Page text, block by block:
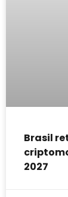
Brasil
2027